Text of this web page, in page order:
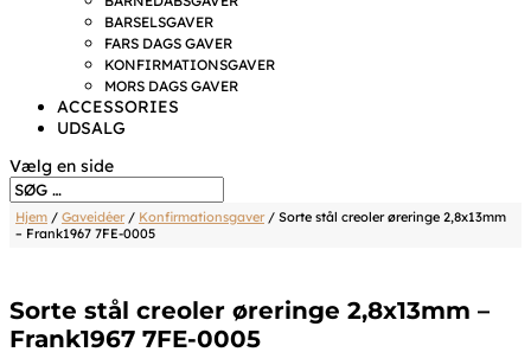
BARSELSGAVER
FARS DAGS GAVER
KONFIRMATIONSGAVER
MORS DAGS GAVER
ACCESSORIES
UDSALG
Vælg en side
Hjem / Gaveidéer/ Konfirmationsgaver/ Sorte stål creoler øreringe 2,8x13mm
– Frank1967 7FE-0005
Sorte stål creoler øreringe 2,8x13mm –
Frank1967 7FE-0005